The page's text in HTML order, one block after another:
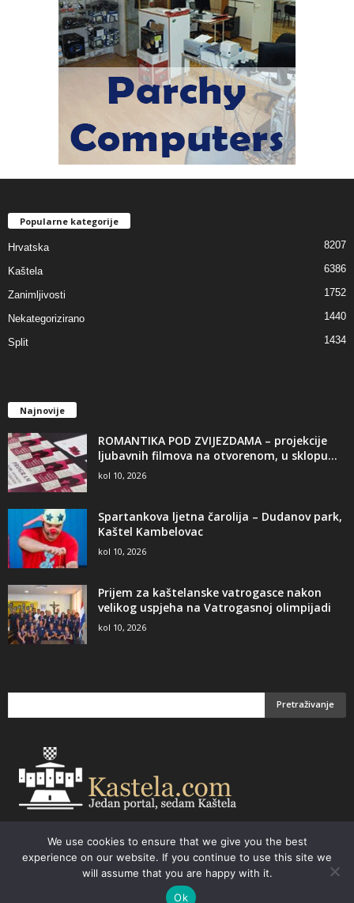
Popularne kategorije
Hrvatska 8207
Kaštela 6386
Zanimljivosti 1752
Nekategorizirano 1440
Split 1434
Najnovije
ROMANTIKA POD ZVIJEZDAMA – projekcije
ljubavnih filmova na otvorenom, u sklopu...
kol 10, 2026
Spartankova ljetna čarolija – Dudanov park,
Kaštel Kambelovac
kol 10, 2026
Prijem za kaštelanske vatrogasce nakon
velikog uspjeha na Vatrogasnoj olimpijadi
kol 10, 2026
kastela@kastela.com Tel: +385 21 232-437 Izrada web stranica,
prodaja informatičke opreme. Vaš izbor –
Parchy Computers
We use cookies to ensure that we give you the best
experience on our website. If you continue to use this site we
will assume that you are happy with it.
Ok